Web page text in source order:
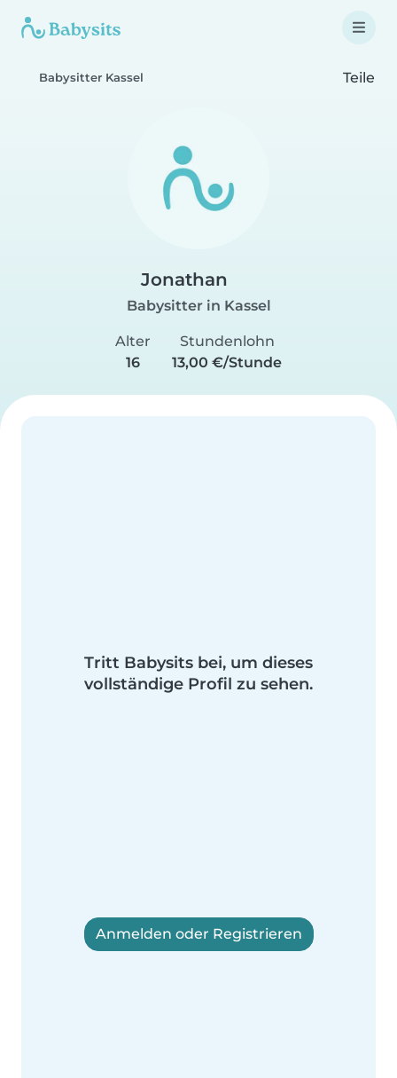
Babysitter Kassel Teile
Jonathan
Babysitter in Kassel
Alter
16
Stundenlohn
13,00 €/Stunde
Tritt Babysits bei, um dieses
vollständige Profil zu sehen.
Anmelden oder Registrieren